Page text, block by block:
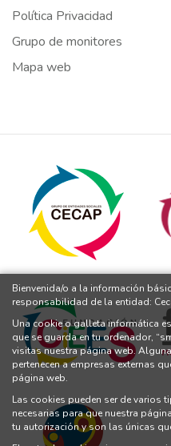
Política Privacidad
Grupo de monitores
Mapa web
Bienvenida/o a la información
responsabilidad de la entidad:
Una cookie o galleta informática
que se guarda en tu ordenador,
visitas nuestra página web.
pertenecen a empresas externas
página web.
Las cookies pueden ser de varios
necesarias para que nuestra
tu autorización y son las únicas